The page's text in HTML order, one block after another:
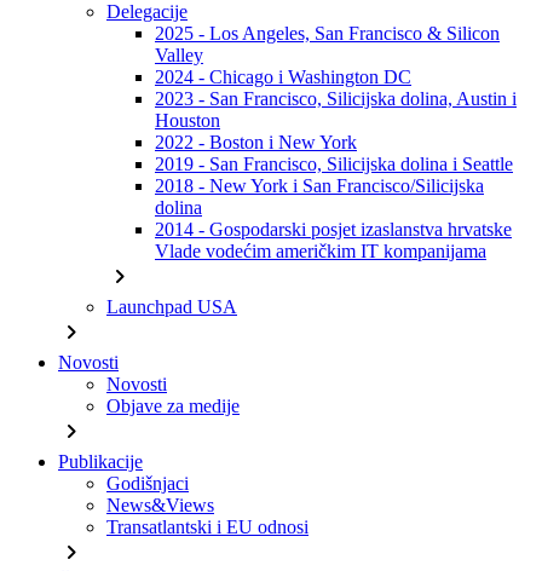
Delegacije
2025 - Los Angeles, San Francisco & Silicon
Valley
2024 - Chicago i Washington DC
2023 - San Francisco, Silicijska dolina, Austin i
Houston
2022 - Boston i New York
2019 - San Francisco, Silicijska dolina i Seattle
2018 - New York i San Francisco/Silicijska
dolina
2014 - Gospodarski posjet izaslanstva hrvatske
Vlade vodećim američkim IT kompanijama
chevron_right
Launchpad USA
chevron_right
Novosti
Novosti
Objave za medije
chevron_right
Publikacije
Godišnjaci
News&Views
Transatlantski i EU odnosi
chevron_right